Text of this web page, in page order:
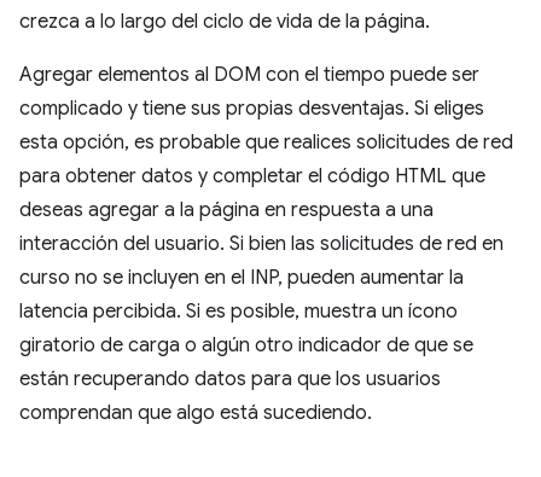
crezca a lo largo del ciclo de vida de la página.
Agregar elementos al DOM con el tiempo puede ser
complicado y tiene sus propias desventajas. Si eliges
esta opción, es probable que realices solicitudes de red
para obtener datos y completar el código HTML que
deseas agregar a la página en respuesta a una
interacción del usuario. Si bien las solicitudes de red en
curso no se incluyen en el INP, pueden aumentar la
latencia percibida. Si es posible, muestra un ícono
giratorio de carga o algún otro indicador de que se
están recuperando datos para que los usuarios
comprendan que algo está sucediendo.